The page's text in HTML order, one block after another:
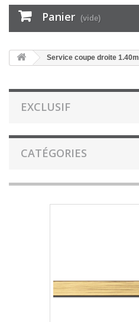
Panier (vide)
Service coupe droite 1.40m
EXCLUSIF
CATÉGORIES